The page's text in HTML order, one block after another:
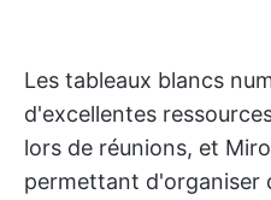
Les tableaux blancs
d'excellentes
lors de réunions, et
permettant d'organiser